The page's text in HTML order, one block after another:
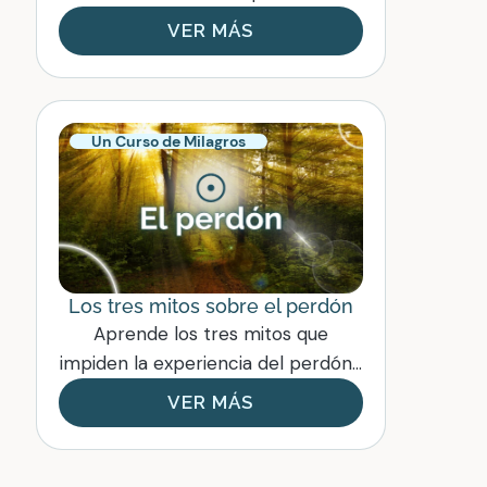
VER MÁS
Un Curso de Milagros
Los tres mitos sobre el perdón
Aprende los tres mitos que
impiden la experiencia del perdón...
VER MÁS